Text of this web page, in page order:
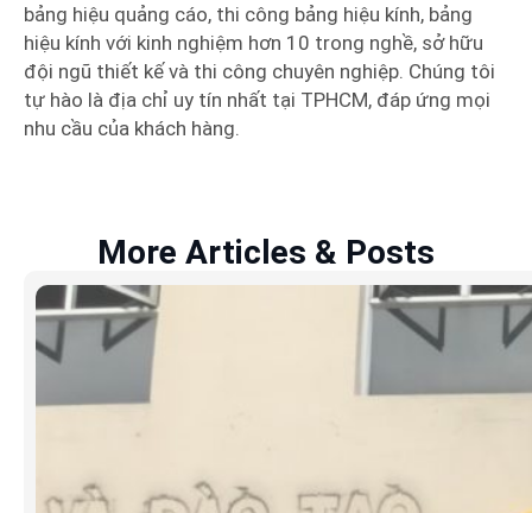
bảng hiệu quảng cáo, thi công bảng hiệu kính, bảng
hiệu kính với kinh nghiệm hơn 10 trong nghề, sở hữu
đội ngũ thiết kế và thi công chuyên nghiệp. Chúng tôi
tự hào là địa chỉ uy tín nhất tại TPHCM, đáp ứng mọi
nhu cầu của khách hàng.
More Articles & Posts